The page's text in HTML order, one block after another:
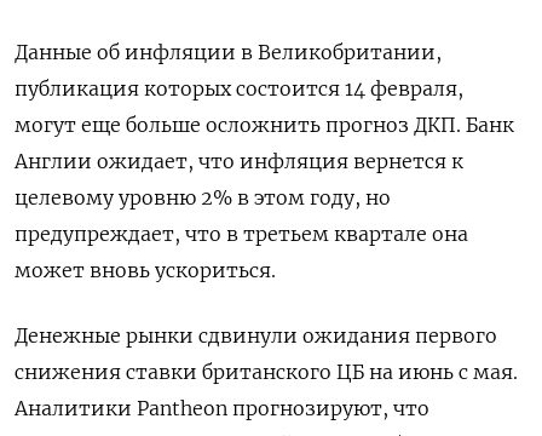
Данные об инфляции в Великобритании,
публикация которых состоится 14 февраля,
могут еще больше осложнить прогноз ДКП. Банк
Англии ожидает, что инфляция вернется к
целевому уровню 2% в этом году, но
предупреждает, что в третьем квартале она
может вновь ускориться.
Денежные рынки сдвинули ожидания первого
снижения ставки британского ЦБ на июнь с мая.
Аналитики Pantheon прогнозируют, что